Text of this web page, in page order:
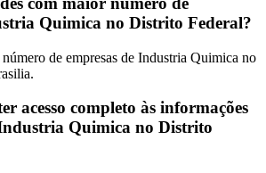
Quimica no Distrito Federal?
de empresas de Industria Quimica no
acesso completo às informações
Quimica no Distrito